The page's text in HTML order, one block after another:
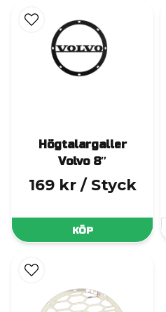
Högtalargaller
Volvo 8″
169 kr / Styck
KÖP